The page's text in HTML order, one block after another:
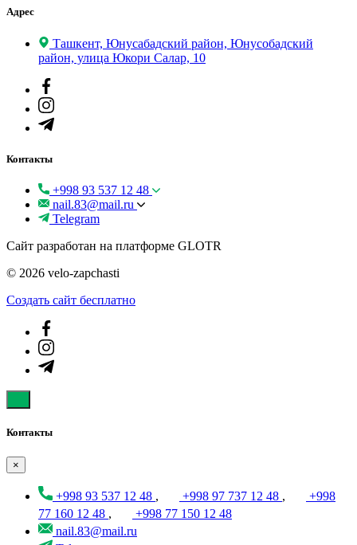
Адрес
Ташкент, Юнусабадский район, Юнусобадский
район, улица Юкори Салар, 10
Контакты
+998 93 537 12 48
nail.83@mail.ru
Telegram
Сайт разработан на платформе GLOTR
© 2026 velo-zapchasti
Создать cайт бесплатно
Контакты
×
+998 93 537 12 48 , +998 97 737 12 48 ,
+998
77 160 12 48 ,
+998 77 150 12 48
nail.83@mail.ru